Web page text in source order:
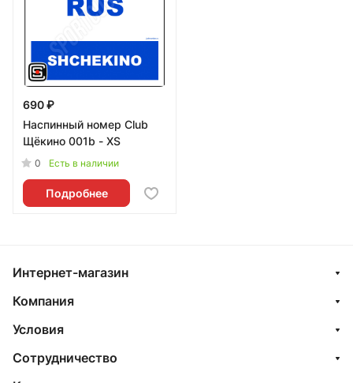
690 ₽
Наспинный номер Club
Щёкино 001b - XS
0 Есть в наличии
Подробнее
Интернет-магазин
Компания
Условия
Сотрудничество